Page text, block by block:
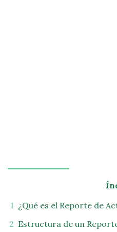
¿Qué es el Reporte de
Estructura de un